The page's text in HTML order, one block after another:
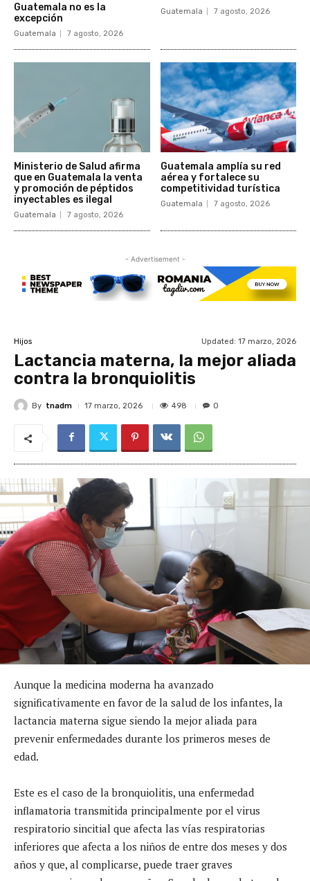
Guatemala no es la
excepción
Guatemala 7 agosto, 2026
Guatemala 7 agosto, 2026
Ministerio de Salud afirma
que en Guatemala la venta
y promoción de péptidos
inyectables es ilegal
Guatemala 7 agosto, 2026
Guatemala amplía su red
aérea y fortalece su
competitividad turística
Guatemala 7 agosto, 2026
- Advertisement -